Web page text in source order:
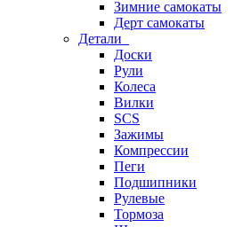
Зимние самокаты
Дерт самокаты
Детали
Доски
Рули
Колеса
Вилки
SCS
Зажимы
Компрессии
Пеги
Подшипники
Рулевые
Тормоза